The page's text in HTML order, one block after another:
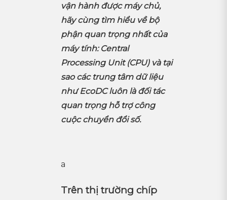
vận hành được máy chủ,
hãy cùng tìm hiểu về bộ
phận quan trọng nhất của
máy tính: Central
Processing Unit (CPU) và tại
sao các trung tâm dữ liệu
như EcoDC luôn là đối tác
quan trọng hỗ trợ công
cuộc chuyển đổi số.
a
Trên thị trường chíp